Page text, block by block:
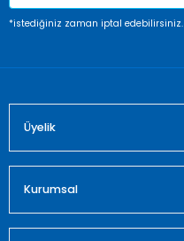
*istediğiniz zaman iptal edebilirsiniz.
Üyelik
Kurumsal